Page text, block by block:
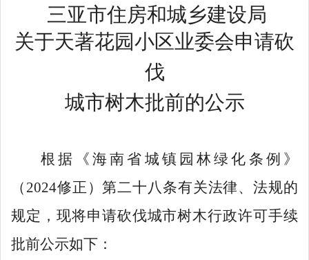
三亚市住房和城乡建设局
关于天著花园小区业委会申请砍
伐
城市树木批前的公示
根据《海南省城镇园林绿化条例》
（ 2024修正）第二十八条有关法律、法规的
规定，现将申请砍伐城市树木行政许可手续
批前公示如下：